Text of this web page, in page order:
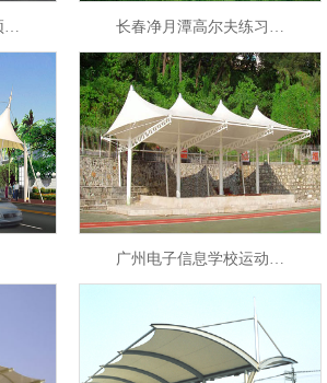
4
… 长春净月潭高尔夫练习…
广州电子信息学校运动…